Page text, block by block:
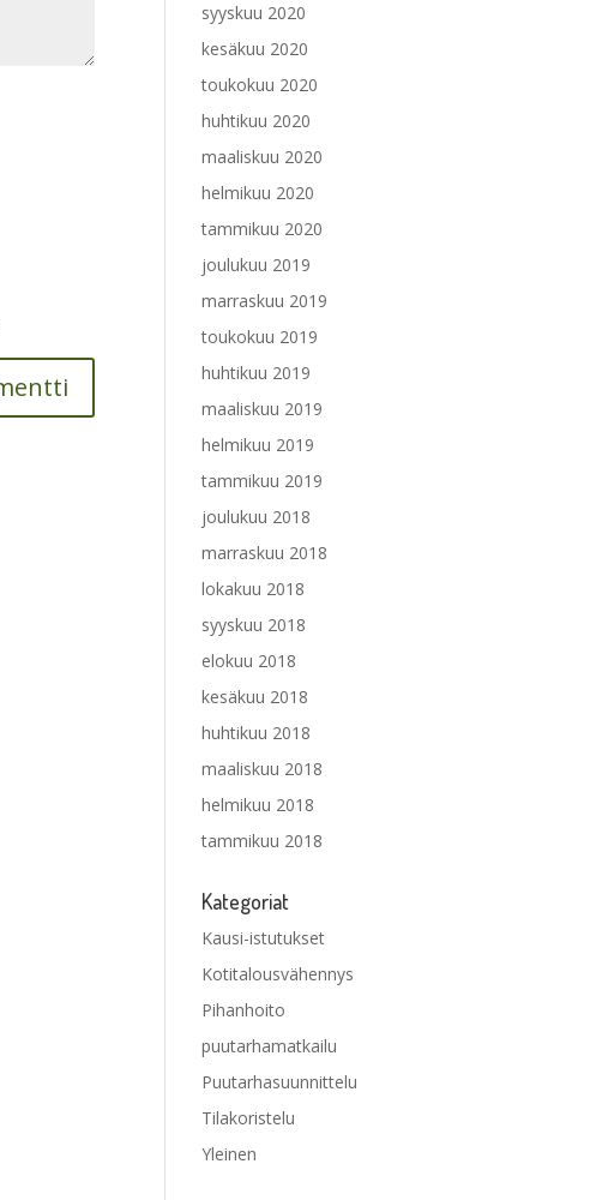
syyskuu 2020
kesäkuu 2020
toukokuu 2020
huhtikuu 2020
maaliskuu 2020
helmikuu 2020
tammikuu 2020
joulukuu 2019
marraskuu 2019
toukokuu 2019
huhtikuu 2019
maaliskuu 2019
helmikuu 2019
tammikuu 2019
joulukuu 2018
marraskuu 2018
lokakuu 2018
syyskuu 2018
elokuu 2018
kesäkuu 2018
huhtikuu 2018
maaliskuu 2018
helmikuu 2018
tammikuu 2018
Kategoriat
Kausi-istutukset
Kotitalousvähennys
Pihanhoito
puutarhamatkailu
Puutarhasuunnittelu
Tilakoristelu
Yleinen